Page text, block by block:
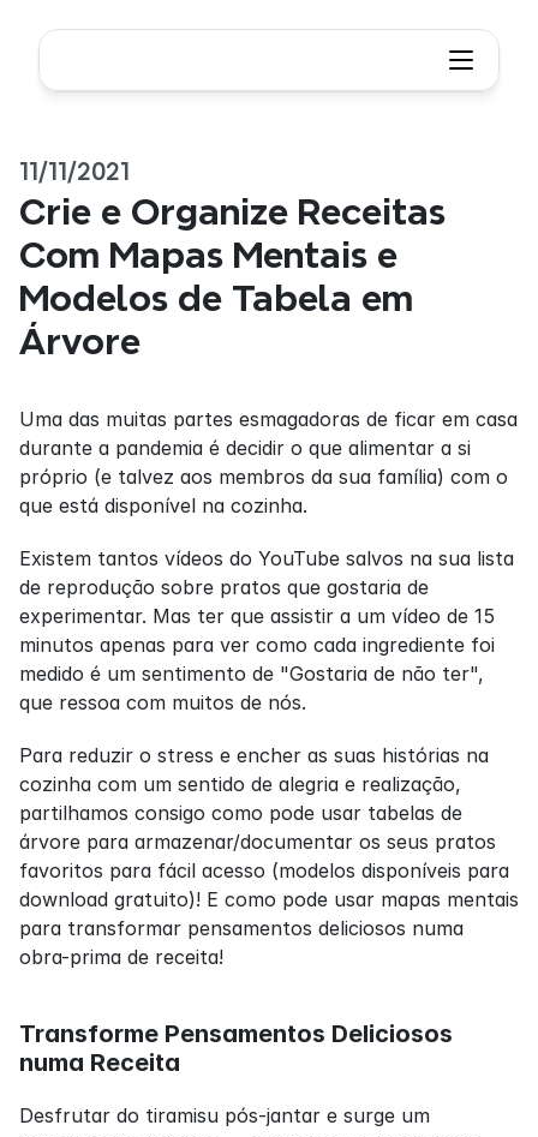
11/11/2021
Crie e Organize Receitas
Com Mapas Mentais e
Modelos de Tabela em
Árvore
Uma das muitas partes esmagadoras de ficar em casa
durante a pandemia é decidir o que alimentar a si
próprio (e talvez aos membros da sua família) com o
que está disponível na cozinha.
Existem tantos vídeos do YouTube salvos na sua lista
de reprodução sobre pratos que gostaria de
experimentar. Mas ter que assistir a um vídeo de 15
minutos apenas para ver como cada ingrediente foi
medido é um sentimento de "Gostaria de não ter",
que ressoa com muitos de nós.
Para reduzir o stress e encher as suas histórias na
cozinha com um sentido de alegria e realização,
partilhamos consigo como pode usar tabelas de
árvore para armazenar/documentar os seus pratos
favoritos para fácil acesso (modelos disponíveis para
download gratuito)! E como pode usar mapas mentais
para transformar pensamentos deliciosos numa
obra-prima de receita!
Transforme Pensamentos Deliciosos
numa Receita
Desfrutar do tiramisu pós-jantar e surge um